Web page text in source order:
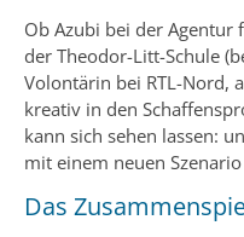
Ob Azubi bei der Agentur
der Theodor-Litt-Schule
Volontärin bei RTL-Nord,
kreativ in den
kann sich sehen lassen:
mit einem neuen
Das